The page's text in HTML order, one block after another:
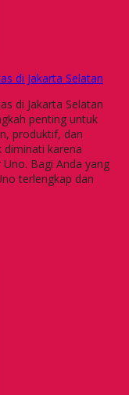
di Jakarta Selatan
di Jakarta Selatan
penting untuk
produktif, dan
diminati karena
Bagi Anda yang
terlengkap dan